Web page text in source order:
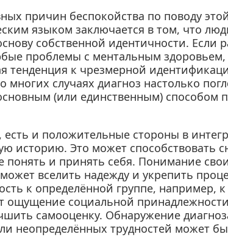
причин беспокойства по поводу
языком заключается в том, что
собственной идентичности. Если
проблемы с ментальным здоровьем,
тенденция к чрезмерной
многих случаях диагноз настолько
(или единственным) способом
есть и положительные стороны в
историю. Это может способствовать
и принять себя. Понимание
вселить надежду и укрепить
к определённой группе, например,
ощущение социальной
самооценку. Обнаружение
неопределённых трудностей может